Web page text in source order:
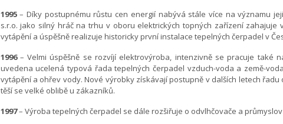
1995– Díky postupnému růstu cen energií nabývá stále více na významu
s.r.o. jako silný hráč na trhu v oboru elektrických topných zařízení zahajuje
vytápění a úspěšně realizuje historicky první instalace tepelných čerpadel v
1996– Velmi úspěšně se rozvíjí elektrovýroba, intenzivně se pracuje také
uvedena ucelená typová řada tepelných čerpadel vzduch-voda a země-
vytápění a ohřev vody. Nové výrobky získávají postupně v dalších letech
těší se velké oblibě u zákazníků.
1997– Výroba tepelných čerpadel se dále rozšiřuje o odvlhčovače a